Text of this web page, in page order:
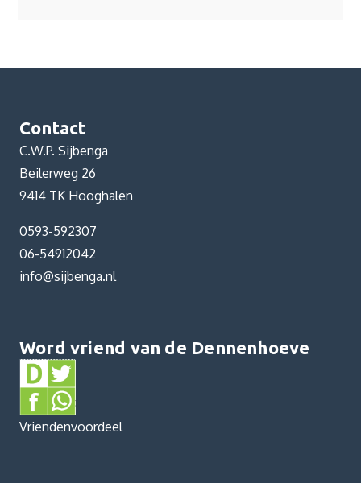
Contact
C.W.P. Sijbenga
Beilerweg 26
9414 TK Hooghalen
0593-592307
06-54912042
info@sijbenga.nl
Word vriend van de Dennenhoeve
Vriendenvoordeel